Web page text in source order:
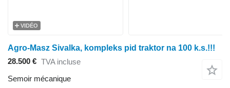
VIDÉO
Agro-Masz Sivalka, kompleks pid traktor na 100 k.s.!!!
28.500 € TVA incluse
Semoir mécanique